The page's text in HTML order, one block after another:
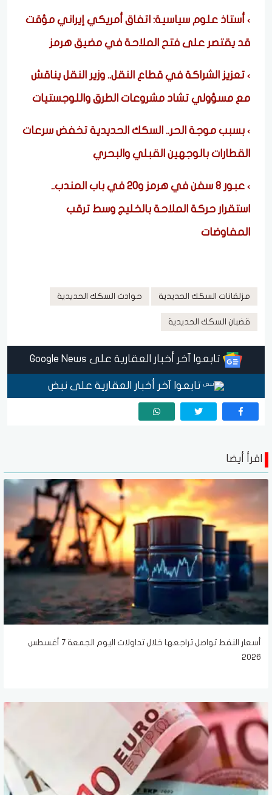
أستاذ علوم سياسية: اتفاق أمريكي إيراني مؤقت
قد يقتصر على فتح الملاحة في مضيق هرمز
تعزيز الشراكة في قطاع النقل.. وزير النقل يناقش
مع مسؤولي تشاد مشروعات الطرق واللوجستيات
بسبب موجة الحر.. السكك الحديدية تخفض سرعات
القطارات بالوجهين القبلي والبحري
عبور 8 سفن في هرمز و20 في باب المندب..
استقرار حركة الملاحة بالخليج وسط ترقب
المفاوضات
مزلقانات السكك الحديدية حوادث السكك الحديدية
قضبان السكك الحديدية
تابعوا آخر أخبار العقارية على Google News
تابعوا آخر أخبار العقارية على نبض
اقرأ أيضا
أسعار النفط تواصل تراجعها خلال تداولات اليوم الجمعة 7 أغسطس
2026